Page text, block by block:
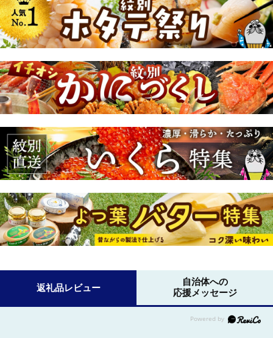
返礼品レビュー
自治体への
応援メッセージ